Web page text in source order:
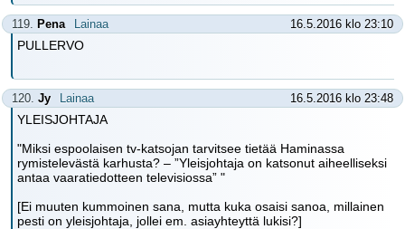
119. Pena Lainaa 16.5.2016 klo 23:10
PULLERVO
120. Jy Lainaa 16.5.2016 klo 23:48
YLEISJOHTAJA
"Miksi espoolaisen tv-katsojan tarvitsee tietää Haminassa
rymistelevästä karhusta? – ”Yleisjohtaja on katsonut aiheelliseksi
antaa vaaratiedotteen televisiossa” "
[Ei muuten kummoinen sana, mutta kuka osaisi sanoa, millainen
pesti on yleisjohtaja, jollei em. asiayhteyttä lukisi?]